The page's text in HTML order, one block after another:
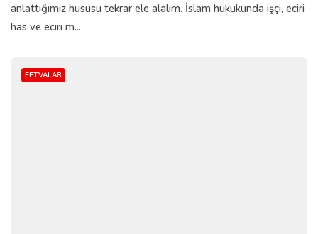
anlattığımız hususu tekrar ele alalım. İslam hukukunda işçi, eciri
has ve eciri m...
FETVALAR